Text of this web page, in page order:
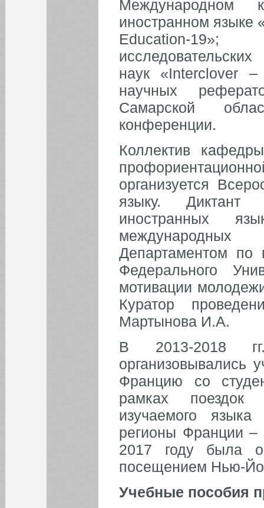
Международном
иностранном языке
Education-19»;
наук «Interclover –
научных
Самарской
конференции.
Коллектив
организуется
языку. Диктант
иностранных
Департаментом по
Федерального
мотивации
Куратор
Мартынова И.А.
В 2013-2018
организовывались
Францию со
рамках поездок
изучаемого
регионы Франции
2017 году была
посещением Нью-
Учебные пособия